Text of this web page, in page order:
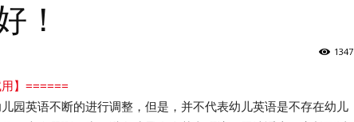
！
1347
】======
园英语不断的进行调整，但是，并不代表幼儿英语是不存在幼儿